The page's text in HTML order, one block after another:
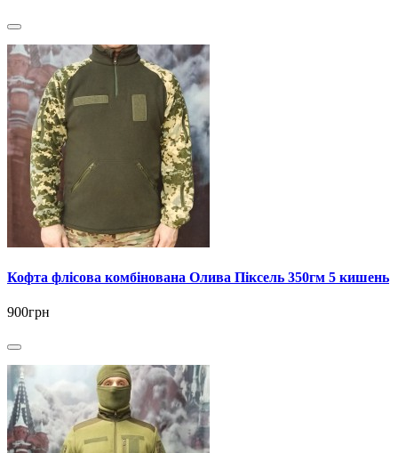
Кофта флісова комбінована Олива Піксель 350гм 5 кишень
900грн